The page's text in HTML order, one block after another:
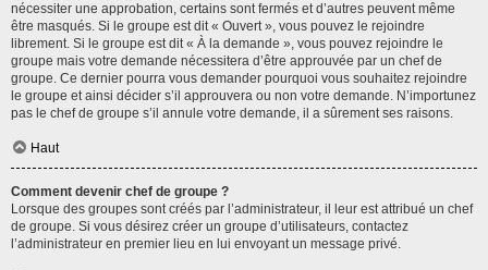
nécessiter une approbation, certains sont fermés et d’autres peuvent même
être masqués. Si le groupe est dit « Ouvert », vous pouvez le rejoindre
librement. Si le groupe est dit « À la demande », vous pouvez rejoindre le
groupe mais votre demande nécessitera d’être approuvée par un chef de
groupe. Ce dernier pourra vous demander pourquoi vous souhaitez rejoindre
le groupe et ainsi décider s’il approuvera ou non votre demande. N’importunez
pas le chef de groupe s’il annule votre demande, il a sûrement ses raisons.
Haut
Comment devenir chef de groupe ?
Lorsque des groupes sont créés par l’administrateur, il leur est attribué un chef
de groupe. Si vous désirez créer un groupe d’utilisateurs, contactez
l’administrateur en premier lieu en lui envoyant un message privé.